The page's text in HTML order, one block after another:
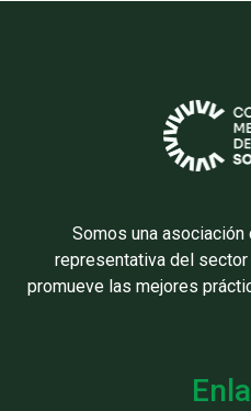
Somos una
representativa del
promueve las mejores